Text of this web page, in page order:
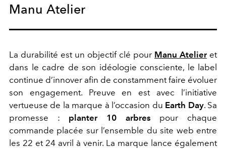
Manu Atelier
La durabilité est un objectif clé pour Manu Atelieret
dans le cadre de son idéologie consciente, le label
continue d’innover afin de constamment faire évoluer
son engagement. Preuve en est avec l’initiative
vertueuse de la marque à l’occasion du Earth Day. Sa
promesse : planter 10 arbres pour chaque
commande placée sur l’ensemble du site web entre
les 22 et 24 avril à venir. La marque lance également